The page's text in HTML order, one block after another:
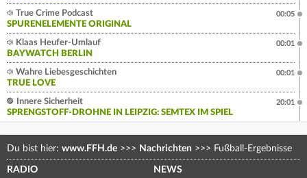
True Crime Podcast
SPURENELEMENTE ORIGINAL
00:05
Klaas Heufer-Umlauf
BAYWATCH BERLIN
00:01
Wahre Liebesgeschichten
TRUE LOVE
00:01
Innere Sicherheit
SPRENGSTOFF-DROHNE IN LEIPZIG: SEMTEX IM SPIEL
20:01
Du bist hier: www.FFH.de >>> Nachrichten >>> Fußball-Ergebnisse
RADIO NEWS